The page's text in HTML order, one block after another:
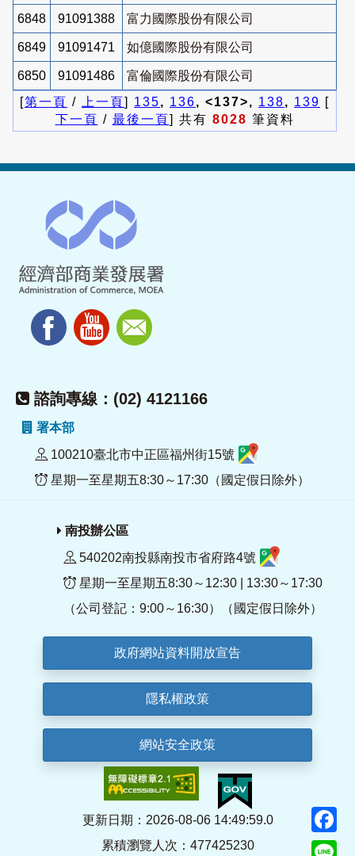
6848 91091388 富力國際股份有限公司
6849 91091471 如億國際股份有限公司
6850 91091486
富倫國際股份有限公司
[第一頁 / 上一頁] 135, 136, <137>, 138, 139 [
下一頁 / 最後一頁] 共有 8028 筆資料
諮詢專線：(02) 4121166
署本部
100210臺北市中正區福州街15號
星期一至星期五8:30～17:30（國定假日除外）
南投辦公區
540202南投縣南投市省府路4號
星期一至星期五8:30～12:30 | 13:30～17:30
（公司登記：9:00～16:30）（國定假日除外）
政府網站資料開放宣告
隱私權政策
網站安全政策
更新日期：2026-08-06 14:49:59.0
累積瀏覽人次：477425230